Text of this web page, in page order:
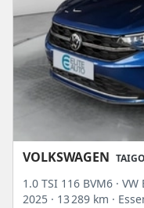
VOLKSWAGEN TAIGO
1.0 TSI 116 BVM6 · VW
2025 · 13 289 km ·